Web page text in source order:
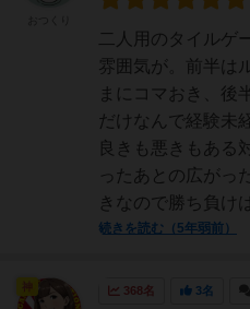
二人用のタイルゲ
雰囲気が。前半は
まにコマおき、後
だけなんで経験未
良きも悪きもある
ったあとの広がっ
きなので勝ち負け
続きを読む（5年弱前）
368名 3名